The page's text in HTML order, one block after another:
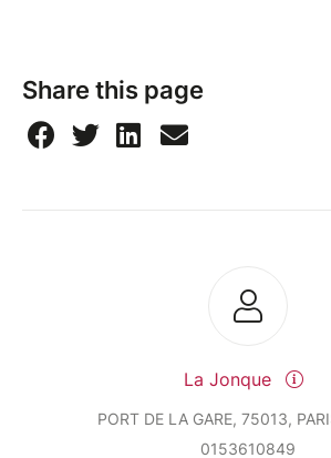
Share this page
La Jonque
PORT DE LA GARE, 75013,
0153610849